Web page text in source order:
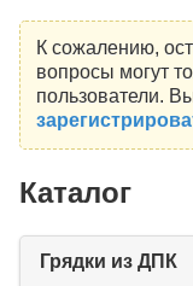
К сожалению,
вопросы могут
пользователи.
Каталог
Грядки из ДПК